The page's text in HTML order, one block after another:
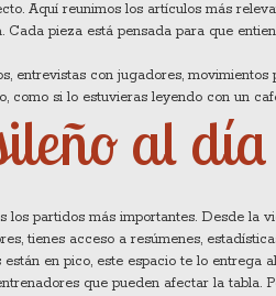
Aquí reunimos los artículos más
pieza está pensada para que
entrevistas con jugadores,
como si lo estuvieras leyendo con un
al día
partidos más importantes. Desde la
tienes acceso a resúmenes,
en pico, este espacio te lo entrega
que pueden afectar la tabla.